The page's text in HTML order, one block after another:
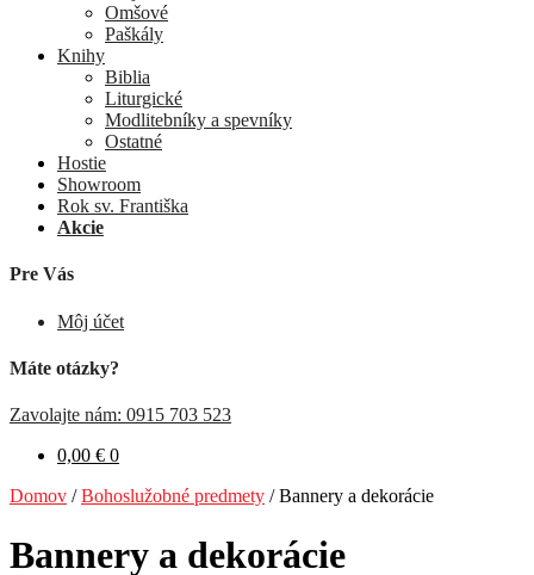
Omšové
Paškály
Knihy
Biblia
Liturgické
Modlitebníky a spevníky
Ostatné
Hostie
Showroom
Rok sv. Františka
Akcie
Pre Vás
Môj účet
Máte otázky?
Zavolajte nám: 0915 703 523
0,00 € 0
Domov /Bohoslužobné predmety /Bannery a dekorácie
Bannery a dekorácie